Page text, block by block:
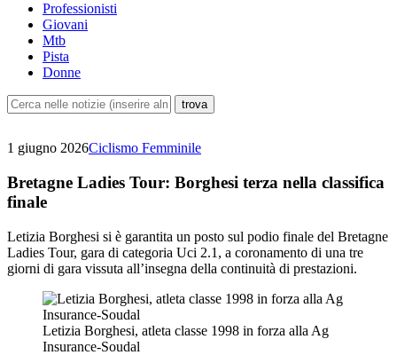
Professionisti
Giovani
Mtb
Pista
Donne
1 giugno 2026Ciclismo Femminile
Bretagne Ladies Tour: Borghesi terza nella classifica
finale
Letizia Borghesi si è garantita un posto sul podio finale del Bretagne
Ladies Tour, gara di categoria Uci 2.1, a coronamento di una tre
giorni di gara vissuta all’insegna della continuità di prestazioni.
Letizia Borghesi, atleta classe 1998 in forza alla Ag
Insurance-Soudal